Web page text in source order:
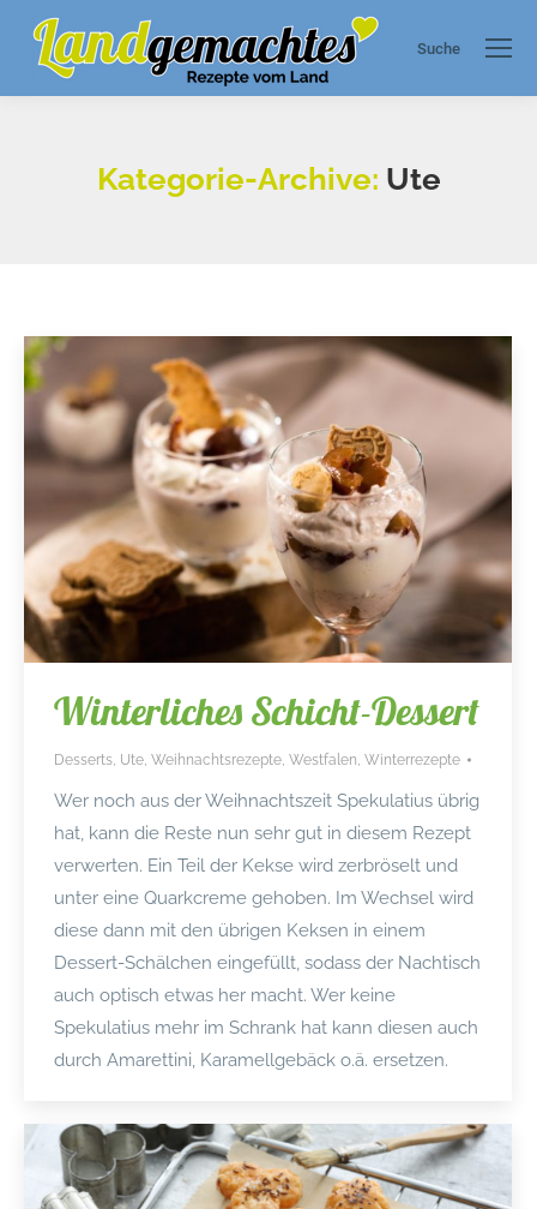
Search:
Suche
Kategorie-Archive: Ute
Winterliches Schicht-Dessert
Desserts Ute Weihnachtsrezepte Westfalen Winterrezepte
Wer noch aus der Weihnachtszeit Spekulatius übrig
hat, kann die Reste nun sehr gut in diesem Rezept
verwerten. Ein Teil der Kekse wird zerbröselt und
unter eine Quarkcreme gehoben. Im Wechsel wird
diese dann mit den übrigen Keksen in einem
Dessert-Schälchen eingefüllt, sodass der Nachtisch
auch optisch etwas her macht. Wer keine
Spekulatius mehr im Schrank hat kann diesen auch
durch Amarettini, Karamellgebäck o.ä. ersetzen.